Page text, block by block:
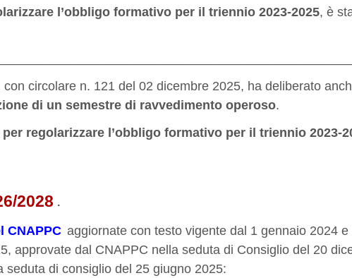
l’obbligo formativo per il triennio 2023-2025, è
circolare n. 121 del 02 dicembre 2025, ha deliberato
di un semestre di ravvedimento operoso.
per regolarizzare l’obbligo formativo per il triennio 2023-
2028 .
CNAPPC aggiornate con testo vigente dal 1 gennaio 2024
approvate dal CNAPPC nella seduta di Consiglio del 20
seduta di consiglio del 25 giugno 2025: